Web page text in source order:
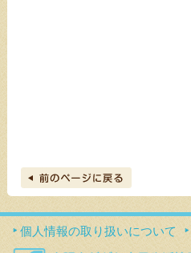
個人情報の取り扱いについて